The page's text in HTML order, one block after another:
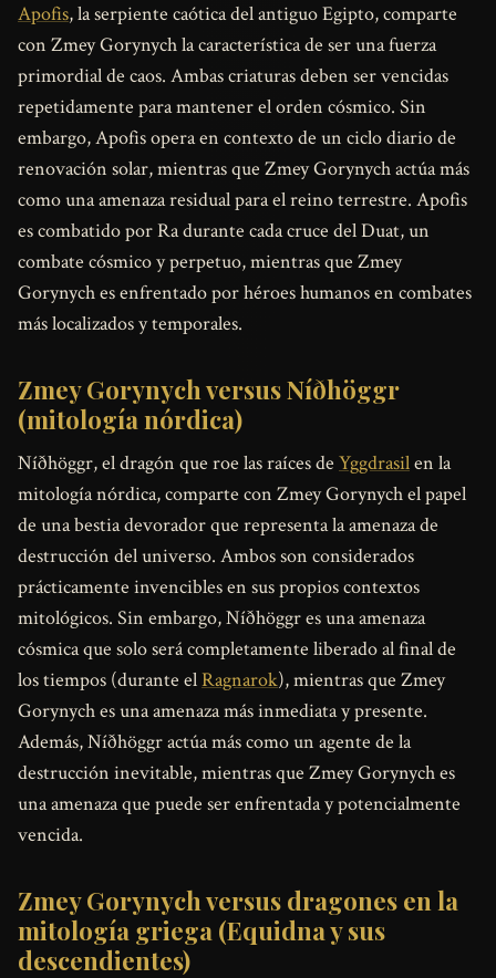
Apofis, la serpiente caótica del antiguo Egipto, comparte
con Zmey Gorynych la característica de ser una fuerza
primordial de caos. Ambas criaturas deben ser vencidas
repetidamente para mantener el orden cósmico. Sin
embargo, Apofis opera en contexto de un ciclo diario de
renovación solar, mientras que Zmey Gorynych actúa más
como una amenaza residual para el reino terrestre. Apofis
es combatido por Ra durante cada cruce del Duat, un
combate cósmico y perpetuo, mientras que Zmey
Gorynych es enfrentado por héroes humanos en combates
más localizados y temporales.
Zmey Gorynych versus Níðhöggr
(mitología nórdica)
Níðhöggr, el dragón que roe las raíces de Yggdrasilen la
mitología nórdica, comparte con Zmey Gorynych el papel
de una bestia devorador que representa la amenaza de
destrucción del universo. Ambos son considerados
prácticamente invencibles en sus propios contextos
mitológicos. Sin embargo, Níðhöggr es una amenaza
cósmica que solo será completamente liberado al final de
los tiempos (durante elRagnarok), mientras que Zmey
Gorynych es una amenaza más inmediata y presente.
Además, Níðhöggr actúa más como un agente de la
destrucción inevitable, mientras que Zmey Gorynych es
una amenaza que puede ser enfrentada y potencialmente
vencida.
Zmey Gorynych versus dragones en la
mitología griega (Equidna y sus
descendientes)